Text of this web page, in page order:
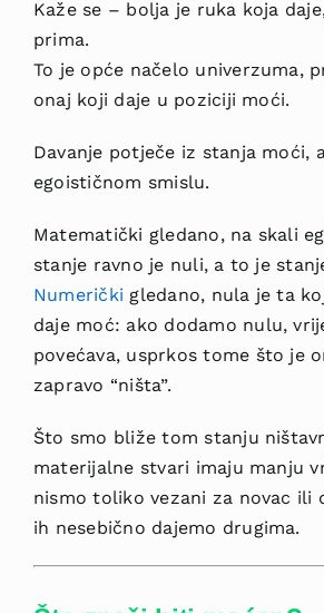
Kaže se – bolja je ruka koja
prima.
To je opće načelo univerzuma,
onaj koji daje u poziciji moći.
Davanje potječe iz stanja moći,
egoističnom smislu.
Matematički gledano, na skali
stanje ravno je nuli, a to je
Numerički gledano, nula je ta
daje moć: ako dodamo nulu,
povećava, usprkos tome što je
zapravo “ništa”.
Što smo bliže tom stanju
materijalne stvari imaju manju
nismo toliko vezani za novac ili
ih nesebično dajemo drugima.